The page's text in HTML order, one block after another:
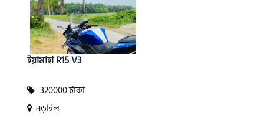
ইয়ামাহা R15 V3
320000 টাকা
নড়াইল